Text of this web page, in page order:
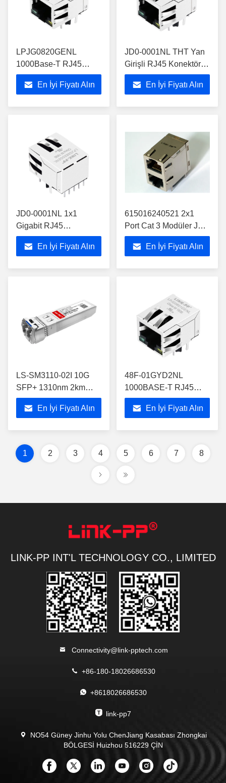
LPJG0820GENL
1000Base-T RJ45
Konnektör, Manyetikli
1x1 THT MagJack
En İyi Fiyatı Alın
JD0-0001NL THT Yan
Girişli RJ45 Konektörü,
1000BASE-T
ManyetikliEn İyi Fiyatı Alın
JD0-0001NL 1x1
Gigabit RJ45
Konnektör, Manyetik ve
LED'li En İyi Fiyatı Alın
615016240521 2x1
Port Cat 3 Modüler Jak
Yatay Korumalı RJ45
En İyi Fiyatı Alın
LS-SM3110-02I 10G
SFP+ 1310nm 2km
DOM Çift Yönlü LC
SMF Modülü
En İyi Fiyatı Alın
48F-01GYD2NL
1000BASE-T RJ45
Manyetik Jak Tek Portlu
Delikten Geçirmeli
En İyi Fiyatı Alın
1 2 3 4 5 6 7 8
LINK-PP INT'L TECHNOLOGY CO., LIMITED
Connectivity@link-pptech.com
+86-180-18026686530
+8618026686530
link-pp7
NO54 Güney Jinhu Yolu ChenJiang Kasabası Zhongkai
BÖLGESİ Huizhou 516229 ÇİN